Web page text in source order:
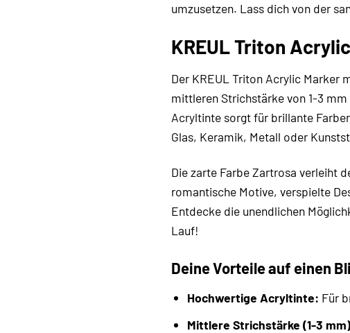
umzusetzen. Lass dich von der
KREUL Triton
Der KREUL Triton Acrylic Marker
mittleren Strichstärke von 1-3
Acryltinte sorgt für brillante
Glas, Keramik, Metall oder
Die zarte Farbe Zartrosa verleiht
romantische Motive, verspielte
Entdecke die unendlichen
Lauf!
Deine Vorteile auf einen
Hochwertige Acryltinte: Für
Mittlere Strichstärke (1-3